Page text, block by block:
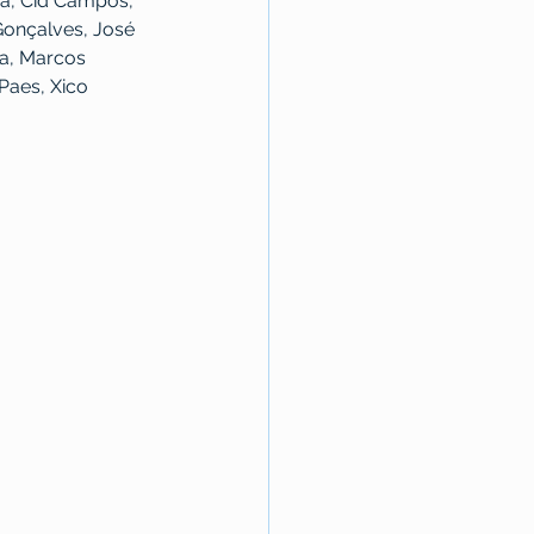
José
Marcos
Xico